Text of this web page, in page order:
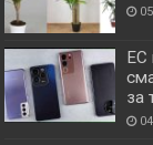
ЕС
за